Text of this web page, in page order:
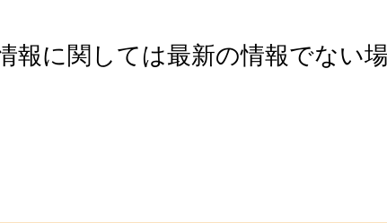
報に関しては最新の情報でない